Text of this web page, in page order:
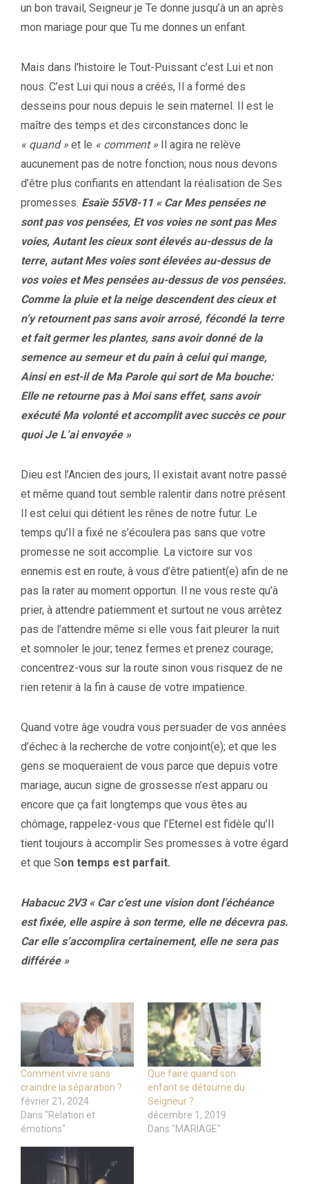
un bon travail, Seigneur je Te donne jusqu’à un an après
mon mariage pour que Tu me donnes un enfant.
Mais dans l’histoire le Tout-Puissant c’est Lui et non
nous. C’est Lui qui nous a créés, Il a formé des
desseins pour nous depuis le sein maternel. Il est le
maître des temps et des circonstances donc le
« quand » et le « comment » Il agira ne relève
aucunement pas de notre fonction; nous nous devons
d’être plus confiants en attendant la réalisation de Ses
promesses. Esaïe 55V8-11 « Car Mes pensées ne
sont pas vos pensées, Et vos voies ne sont pas Mes
voies, Autant les cieux sont élevés au-dessus de la
terre, autant Mes voies sont élevées au-dessus de
vos voies et Mes pensées au-dessus de vos pensées.
Comme la pluie et la neige descendent des cieux et
n’y retournent pas sans avoir arrosé, fécondé la terre
et fait germer les plantes, sans avoir donné de la
semence au semeur et du pain à celui qui mange,
Ainsi en est-il de Ma Parole qui sort de Ma bouche:
Elle ne retourne pas à Moi sans effet, sans avoir
exécuté Ma volonté et accomplit avec succès ce pour
quoi Je L’ai envoyée »
Dieu est l’Ancien des jours, Il existait avant notre passé
et même quand tout semble ralentir dans notre présent
Il est celui qui détient les rênes de notre futur. Le
temps qu’Il a fixé ne s’écoulera pas sans que votre
promesse ne soit accomplie. La victoire sur vos
ennemis est en route, à vous d’être patient(e) afin de ne
pas la rater au moment opportun. Il ne vous reste qu’à
prier, à attendre patiemment et surtout ne vous arrêtez
pas de l’attendre même si elle vous fait pleurer la nuit
et somnoler le jour; tenez fermes et prenez courage;
concentrez-vous sur la route sinon vous risquez de ne
rien retenir à la fin à cause de votre impatience.
Quand votre âge voudra vous persuader de vos années
d’échec à la recherche de votre conjoint(e); et que les
gens se moqueraient de vous parce que depuis votre
mariage, aucun signe de grossesse n’est apparu ou
encore que ça fait longtemps que vous êtes au
chômage, rappelez-vous que l’Eternel est fidèle qu’Il
tient toujours à accomplir Ses promesses à votre égard
et que Son temps est parfait.
Habacuc 2V3 « Car c’est une vision dont l’échéance
est fixée, elle aspire à son terme, elle ne décevra pas.
Car elle s’accomplira certainement, elle ne sera pas
différée »
Comment vivre sans
craindre la séparation ?
février 21, 2024
Dans "Relation et
émotions"
Que faire quand son
enfant se détourne du
Seigneur ?
décembre 1, 2019
Dans "MARIAGE"